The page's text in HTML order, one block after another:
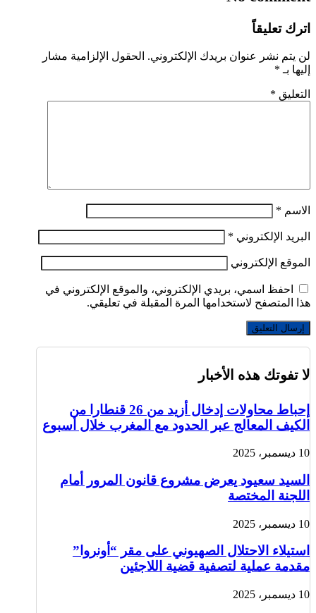
اترك تعليقاً
لن يتم نشر عنوان بريدك الإلكتروني. الحقول الإلزامية مشار
إليها بـ *
التعليق *
الاسم *
البريد الإلكتروني *
الموقع الإلكتروني
احفظ اسمي، بريدي الإلكتروني، والموقع الإلكتروني في
هذا المتصفح لاستخدامها المرة المقبلة في تعليقي.
لا تفوتك هذه الأخبار
إحباط محاولات إدخال أزيد من 26 قنطارا من
الكيف المعالج عبر الحدود مع المغرب خلال أسبوع
10 ديسمبر، 2025
السيد سعيود يعرض مشروع قانون المرور أمام
اللجنة المختصة
10 ديسمبر، 2025
استيلاء الاحتلال الصهيوني على مقر “أونروا”
مقدمة عملية لتصفية قضية اللاجئين
10 ديسمبر، 2025